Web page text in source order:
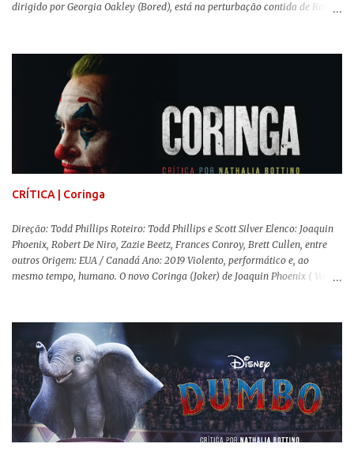
dirigido por Georgia Oakley (Bored), está na perturbação contida de Rosy
movimentos e falas, equilibrada numa frágil neutralidade entre seu
trabalho e seus afetos, passando noites bebendo e jogando sinuca com seu
grupo de amigas lésbicas e sua amante. É imperativo para ela que ambos
os mundos não se cruzem de modo algum, pois o período histórico no qual
a história se passa - 1988 na Inglaterra - é de um contexto profundamente
conservador e hostil a pessoas queer. Com o governo liderado pela então
primeira-ministra Margaret Tatcher usando recursos supostamente
constitucionais para mobilizar campanhas agressivas ao modo de vida
CRÍTICA | Coringa
Direção: Todd Phillips Roteiro: Todd Phillips e Scott Silver Elenco: Joaquin
Phoenix, Robert De Niro, Zazie Beetz, Frances Conroy, Brett Cullen, entre
outros Origem: EUA / Canadá Ano: 2019 Violento, performático e, ao
mesmo tempo, humano. O novo Coringa (Joker) de Joaquin Phoenix ( Você
Comics . É importante ressaltar que este não é um filme de herói. E muito
menos de vilão. O longa de Todd Phillips (Se Beber, Não Case!) segue uma
trajetória profunda do reflexo da corrupção da sociedade na vida de um ser
humano, capaz de causar perturbação e desconforto do inicio ao fim da
projeção, e por mais um bom tempo após deixar o cinema. Trata-se de
uma obra difícil de ser "digerida", pois lida com temas sensíveis, como
abuso, doença mental, bullying e violência física. Todo esse turbilhão de
informações molda a mente d...